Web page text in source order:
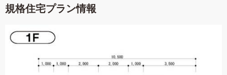
規格住宅プラン情報